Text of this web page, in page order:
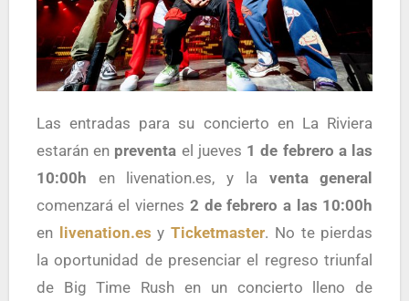
Las entradas para su concierto en La Riviera
estarán en preventa el jueves 1 de febrero a las
10:00h en livenation.es, y la venta general
comenzará el viernes 2 de febrero a las 10:00h
en livenation.esy Ticketmaster. No te pierdas
la oportunidad de presenciar el regreso triunfal
de Big Time Rush en un concierto lleno de